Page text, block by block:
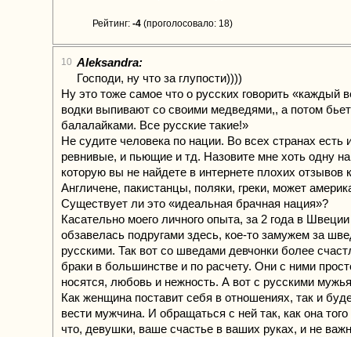
Рейтинг: -4 (проголосовало: 18)
10 Aleksandra:
Господи, ну что за глупости))))
Ну это тоже самое что о русских говорить «каждый
водки выпивают со своими медведями,, а потом
балалайками. Все русские такие!»
Не судите человека по нации. Во всех странах есть
ревнивые, и пьющие и тд. Назовите мне хоть одну
которую вы не найдете в интернете плохих отзывов
Англичене, пакистанцы, поляки, греки, может
Существует ли это «идеальная брачная нация»?
Касательно моего личного опыта, за 2 года в
обзавелась подругами здесь, кое-то замужем за
русскими. Так вот со шведами девчонки более
браки в большинстве и по расчету. Они с ними
носятся, любовь и нежность. А вот с русскими
Как женщина поставит себя в отношениях, так и
вести мужчина. И обращаться с ней так, как она того
что, девушки, ваше счастье в ваших руках, и не